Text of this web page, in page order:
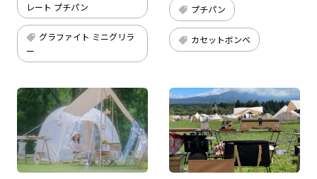
レート プチパン
グラファイト ミニグリラ
ー
プチパン
カセットボンベ